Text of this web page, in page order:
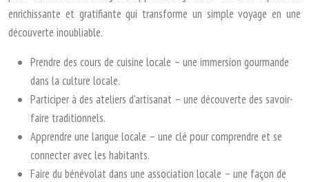
enrichissante et gratifiante qui transforme un simple voyage en une
découverte inoubliable.
Prendre des cours de cuisine locale – une immersion gourmande
dans la culture locale.
Participer à des ateliers d’artisanat – une découverte des savoir-
faire traditionnels.
Apprendre une langue locale – une clé pour comprendre et se
connecter avec les habitants.
Faire du bénévolat dans une association locale – une façon de